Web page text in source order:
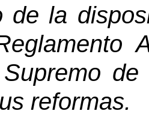
de la
Supremo
reformas.